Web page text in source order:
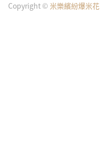
Copyright © 米樂繽紛爆米花